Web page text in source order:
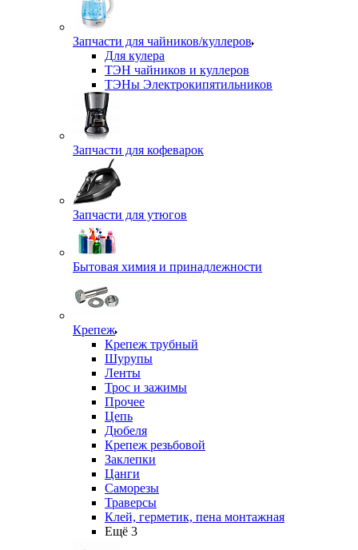
Запчасти для чайников/куллеров
Для кулера
ТЭН чайников и куллеров
ТЭНы Электрокипятильников
Запчасти для кофеварок
Запчасти для утюгов
Бытовая химия и принадлежности
Крепеж
Крепеж трубный
Шурупы
Ленты
Трос и зажимы
Прочее
Цепь
Дюбеля
Крепеж резьбовой
Заклепки
Цанги
Саморезы
Траверсы
Клей, герметик, пена монтажная
Ещё 3